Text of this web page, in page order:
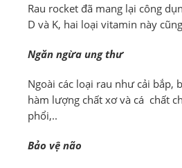
Rau rocket đã mang lại công
D và K, hai loại vitamin này
Ngăn ngừa ung thư
Ngoài các loại rau như cải bắp,
hàm lượng chất xơ và cá chất
phổi,..
Bảo vệ não